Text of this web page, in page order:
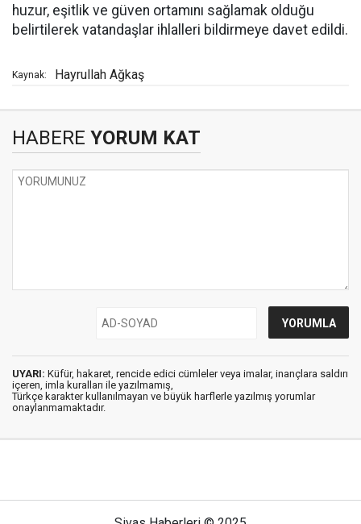
huzur, eşitlik ve güven ortamını sağlamak olduğu
belirtilerek vatandaşlar ihlalleri bildirmeye davet edildi.
Kaynak: Hayrullah Ağkaş
HABERE YORUM KAT
UYARI: Küfür, hakaret, rencide edici cümleler veya imalar, inançlara saldırı
içeren, imla kuralları ile yazılmamış,
Türkçe karakter kullanılmayan ve büyük harflerle yazılmış yorumlar
onaylanmamaktadır.